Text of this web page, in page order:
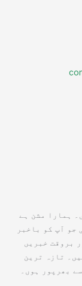
ہمارا مشن ہے
جو آپ کو باخبر
بروقت خبریں
تازہ ترین
بھرپور ہوں۔